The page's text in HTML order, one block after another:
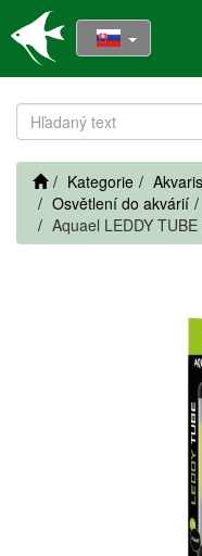
Kategorie
Osvětlení do akvárií
Aquael LEDDY